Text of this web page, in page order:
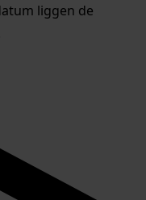
liggen de